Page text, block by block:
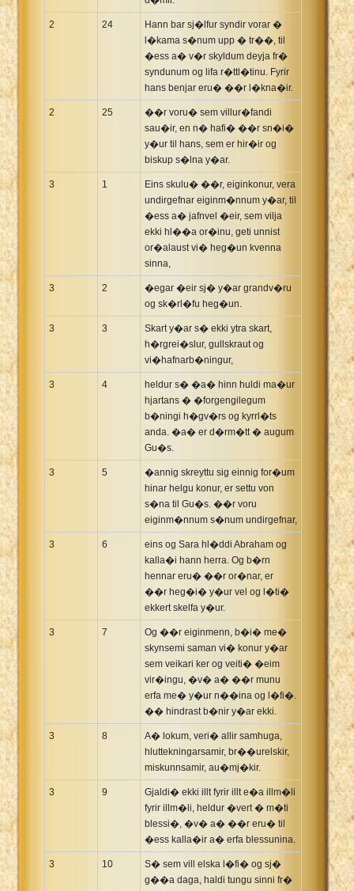
2 24
Hann bar sj�lfur syndir vorar �
l�kama s�num upp � tr��, til
�ess a� v�r skyldum deyja fr�
syndunum og lifa r�ttl�tinu. Fyrir
hans benjar eru� ��r l�kna�ir.
2 25
��r voru� sem villur�fandi
sau�ir, en n� hafi� ��r sn�i�
y�ur til hans, sem er hir�ir og
biskup s�lna y�ar.
3 1
Eins skulu� ��r, eiginkonur, vera
undirgefnar eiginm�nnum y�ar, til
�ess a� jafnvel �eir, sem vilja
ekki hl��a or�inu, geti unnist
or�alaust vi� heg�un kvenna
sinna,
3 2
�egar �eir sj� y�ar grandv�ru
og sk�rl�fu heg�un.
3 3
Skart y�ar s� ekki ytra skart,
h�rgrei�slur, gullskraut og
vi�hafnarb�ningur,
3 4
heldur s� �a� hinn huldi ma�ur
hjartans � �forgengilegum
b�ningi h�gv�rs og kyrrl�ts
anda. �a� er d�rm�tt � augum
Gu�s.
3 5
�annig skreyttu sig einnig for�um
hinar helgu konur, er settu von
s�na til Gu�s. ��r voru
eiginm�nnum s�num undirgefnar,
3 6
eins og Sara hl�ddi Abraham og
kalla�i hann herra. Og b�rn
hennar eru� ��r or�nar, er
��r heg�i� y�ur vel og l�ti�
ekkert skelfa y�ur.
3 7
Og ��r eiginmenn, b�i� me�
skynsemi saman vi� konur y�ar
sem veikari ker og veiti� �eim
vir�ingu, �v� a� ��r munu
erfa me� y�ur n��ina og l�fi�.
�� hindrast b�nir y�ar ekki.
3 8
A� lokum, veri� allir samhuga,
hluttekningarsamir, br��urelskir,
miskunnsamir, au�mj�kir.
3 9
Gjaldi� ekki illt fyrir illt e�a illm�li
fyrir illm�li, heldur �vert � m�ti
blessi�, �v� a� ��r eru� til
�ess kalla�ir a� erfa blessunina.
3 10
S� sem vill elska l�fi� og sj�
g��a daga, haldi tungu sinni fr�